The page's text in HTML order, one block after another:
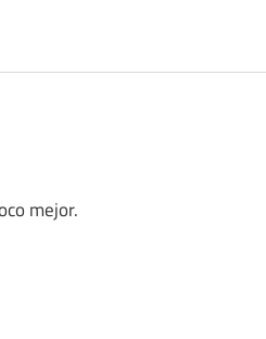
mejor.